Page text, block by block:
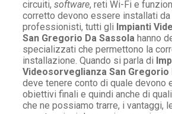
circuiti, software, reti Wi-Fi e
corretto devono essere installati
professionisti, tutti gli Impianti
San Gregorio Da Sassola hanno
specializzati che permettono la
installazione. Quando si parla di
Videosorveglianza San Gregorio
deve tenere conto di quale devono
obiettivi finali e quindi anche di
che ne possiamo trarre, i vantaggi,